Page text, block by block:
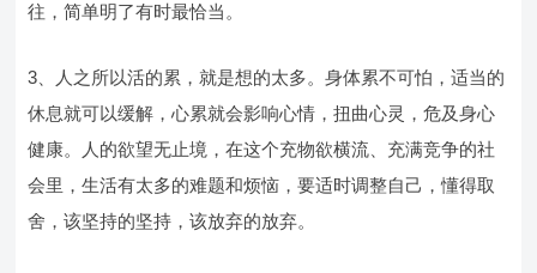
往，简单明了有时最恰当。
3、人之所以活的累，就是想的太多。身体累不可怕，适当的
休息就可以缓解，心累就会影响心情，扭曲心灵，危及身心
健康。人的欲望无止境，在这个充物欲横流、充满竞争的社
会里，生活有太多的难题和烦恼，要适时调整自己，懂得取
舍，该坚持的坚持，该放弃的放弃。